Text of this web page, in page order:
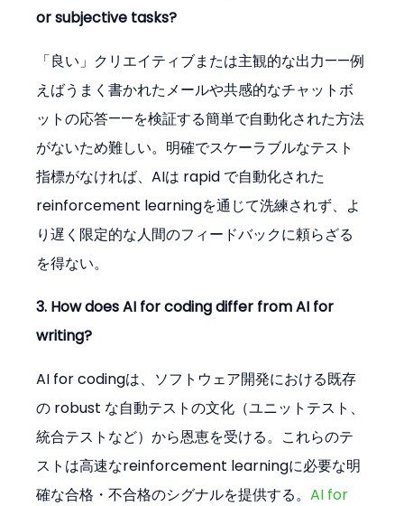
or subjective tasks?
「良い」クリエイティブまたは主観的な出力——例
えばうまく書かれたメールや共感的なチャットボ
ットの応答——を検証する簡単で自動化された方法
がないため難しい。明確でスケーラブルなテスト
指標がなければ、AIは rapid で自動化された
reinforcement learningを通じて洗練されず、よ
り遅く限定的な人間のフィードバックに頼らざる
を得ない。
3. How does AI for coding differ from AI for
writing?
AI for codingは、ソフトウェア開発における既存
の robust な自動テストの文化（ユニットテスト、
統合テストなど）から恩恵を受ける。これらのテ
ストは高速なreinforcement learningに必要な明
確な合格・不合格のシグナルを提供する。AI for